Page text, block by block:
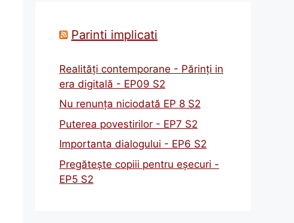
Parinti implicati
Realități contemporane - Părinți in
era digitală - EP09 S2
Nu renunța niciodată EP 8 S2
Puterea povestirilor - EP7 S2
Importanta dialogului - EP6 S2
Pregătește copiii pentru eșecuri -
EP5 S2